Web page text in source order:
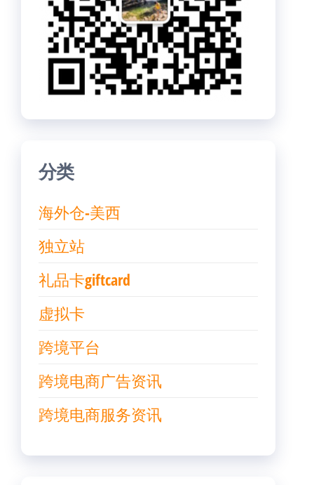
分类
海外仓-美西
独立站
礼品卡giftcard
虚拟卡
跨境平台
跨境电商广告资讯
跨境电商服务资讯